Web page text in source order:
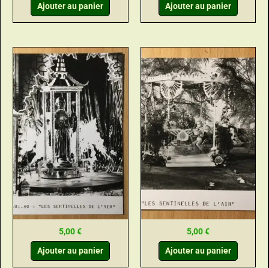
Ajouter au panier Ajouter au panier
5,00€
Ajouter au panier
5,00€
Ajouter au panier